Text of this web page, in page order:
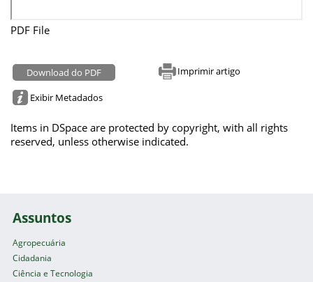
PDF File
Download do PDF Imprimir artigo
Exibir Metadados
Items in DSpace are protected by copyright, with all rights
reserved, unless otherwise indicated.
Assuntos
Agropecuária
Cidadania
Ciência e Tecnologia